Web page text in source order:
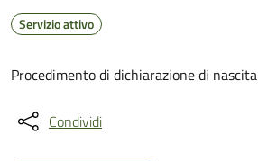
Servizio attivo
Procedimento di dichiarazione di nascita
Condividi